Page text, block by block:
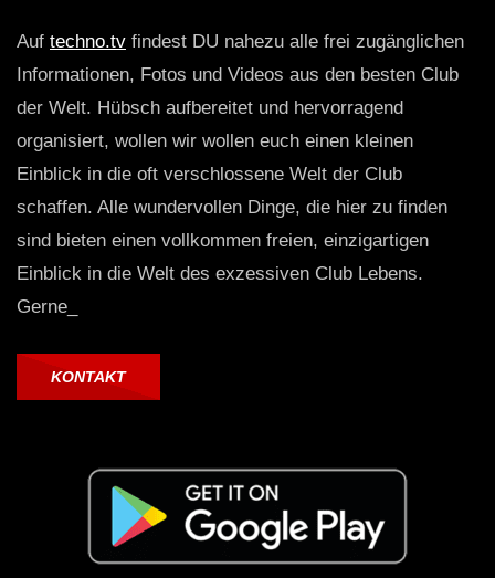
Auf techno.tv findest DU nahezu alle frei zugänglichen
Informationen, Fotos und Videos aus den besten Club
der Welt. Hübsch aufbereitet und hervorragend
organisiert, wollen wir wollen euch einen kleinen
Einblick in die oft verschlossene Welt der Club
schaffen. Alle wundervollen Dinge, die hier zu finden
sind bieten einen vollkommen freien, einzigartigen
Einblick in die Welt des exzessiven Club Lebens.
Gerne_
KONTAKT